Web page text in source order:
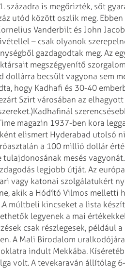
századra is megőrizték, sőt
utód között oszlik meg.
Vanderbilt és John
– csak olyanok
gazdagodtak meg. Az
megszégyenítő
dollárra becsült vagyona sem
hogy Kadhafi és 30-40
Szirt városában az
Kadhafinál
magazin 1937-ben kora
elismert Hyderabad utolsó
a 100 millió dollár
tulajdonosának mesés vagyonát.
legjobb útját. Az
vagy katonai szolgálatukért
akik a Hódító Vilmos melletti
A múltbeli kincseket a lista
legyenek a mai
csak részlegesek, például
A Mali Birodalom
indult Mekkába.
volt. A tevekaraván állítólag